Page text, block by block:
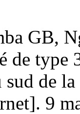
GB,
de type
sud de
9